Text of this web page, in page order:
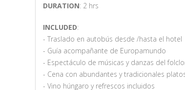
DURATION: 2 hrs
INCLUDED:
- Traslado en autobús desde /hasta el hotel
- Guía acompañante de Europamundo
- Espectáculo de músicas y danzas del
- Cena con abundantes y tradicionales
- Vino húngaro y refrescos incluidos